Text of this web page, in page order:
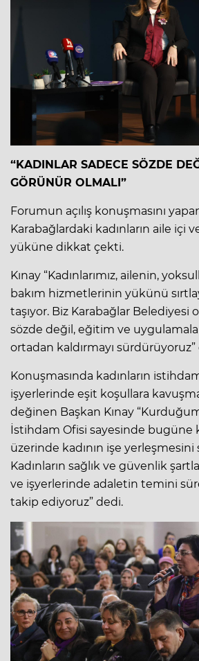
“KADINLAR SADECE SÖZDE
GÖRÜNÜR OLMALI”
Forumun açılış konuşmasını
Karabağlardaki kadınların aile içi
yüküne dikkat çekti.
Kınay “Kadınlarımız, ailenin,
bakım hizmetlerinin yükünü
taşıyor. Biz Karabağlar Belediyesi
sözde değil, eğitim ve
ortadan kaldırmayı
Konuşmasında kadınların
işyerlerinde eşit koşullara
değinen Başkan Kınay
İstihdam Ofisi sayesinde bugüne
üzerinde kadının işe yerleşmesini
Kadınların sağlık ve güvenlik
ve işyerlerinde adaletin temini
takip ediyoruz” dedi.